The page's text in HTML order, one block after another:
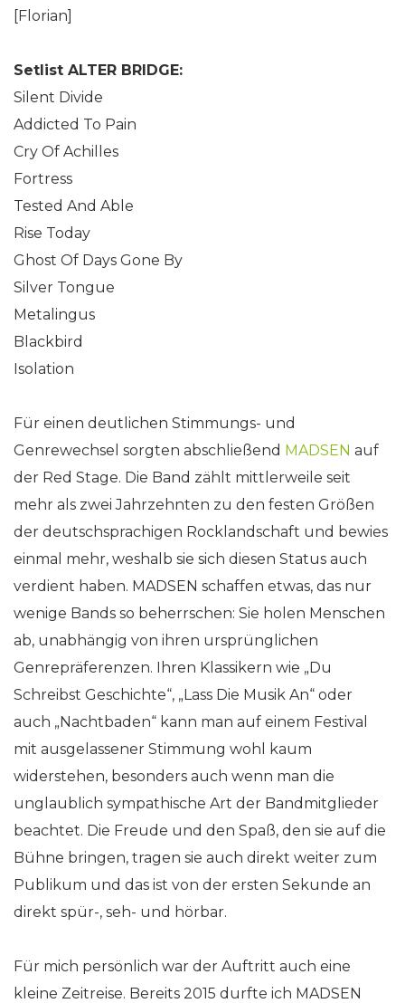
[Florian]
Setlist ALTER BRIDGE:
Silent Divide
Addicted To Pain
Cry Of Achilles
Fortress
Tested And Able
Rise Today
Ghost Of Days Gone By
Silver Tongue
Metalingus
Blackbird
Isolation
Für einen deutlichen Stimmungs- und
Genrewechsel sorgten abschließend MADSEN auf
der Red Stage. Die Band zählt mittlerweile seit
mehr als zwei Jahrzehnten zu den festen Größen
der deutschsprachigen Rocklandschaft und bewies
einmal mehr, weshalb sie sich diesen Status auch
verdient haben. MADSEN schaffen etwas, das nur
wenige Bands so beherrschen: Sie holen Menschen
ab, unabhängig von ihren ursprünglichen
Genrepräferenzen. Ihren Klassikern wie „Du
Schreibst Geschichte“, „Lass Die Musik An“ oder
auch „Nachtbaden“ kann man auf einem Festival
mit ausgelassener Stimmung wohl kaum
widerstehen, besonders auch wenn man die
unglaublich sympathische Art der Bandmitglieder
beachtet. Die Freude und den Spaß, den sie auf die
Bühne bringen, tragen sie auch direkt weiter zum
Publikum und das ist von der ersten Sekunde an
direkt spür-, seh- und hörbar.
Für mich persönlich war der Auftritt auch eine
kleine Zeitreise. Bereits 2015 durfte ich MADSEN